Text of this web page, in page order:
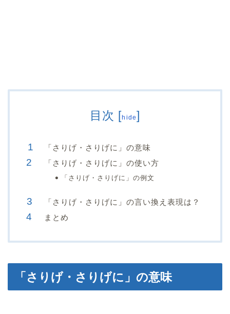
目次 [hide]
「さりげ・さりげに」の意味
「さりげ・さりげに」の使い方
「さりげ・さりげに」の例文
「さりげ・さりげに」の言い換え表現は？
まとめ
「さりげ・さりげに」の意味